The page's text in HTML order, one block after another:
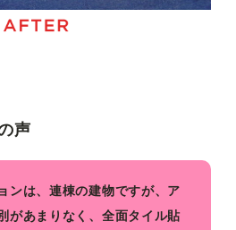
声
ンは、連棟の建物ですが、ア
があまりなく、全面タイル貼